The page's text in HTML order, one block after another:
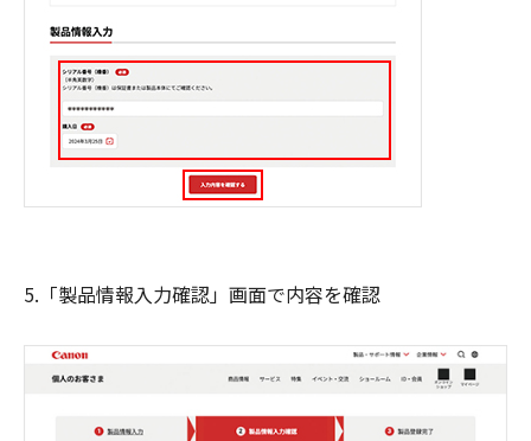
5.「製品情報入力確認」画面で内容を確認